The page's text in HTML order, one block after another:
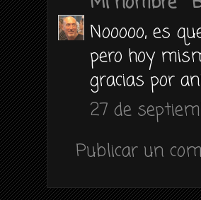
Nooooo, es
pero hoy
gracias por
27 de
Publicar un